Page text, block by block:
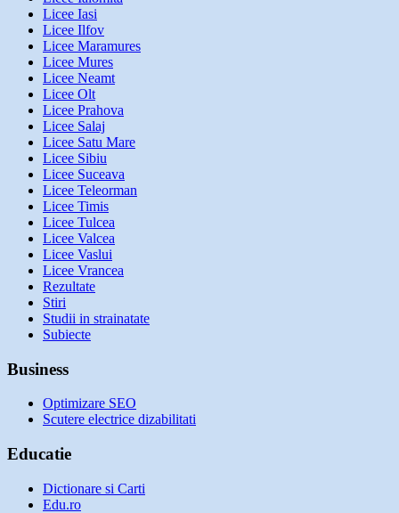
Licee Iasi
Licee Ilfov
Licee Maramures
Licee Mures
Licee Neamt
Licee Olt
Licee Prahova
Licee Salaj
Licee Satu Mare
Licee Sibiu
Licee Suceava
Licee Teleorman
Licee Timis
Licee Tulcea
Licee Valcea
Licee Vaslui
Licee Vrancea
Rezultate
Stiri
Studii in strainatate
Subiecte
Business
Optimizare SEO
Scutere electrice dizabilitati
Educatie
Dictionare si Carti
Edu.ro